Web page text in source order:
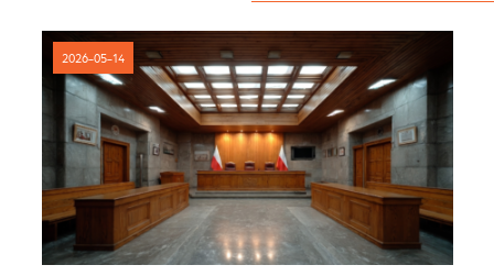
2026-05-14